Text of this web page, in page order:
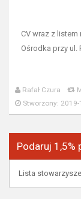
CV wraz z
Ośrodka przy ul.
Rafał Czura
Stworzony:
Podaruj 1,5%
Lista